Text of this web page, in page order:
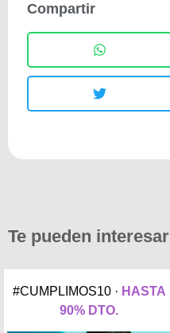
Compartir
Te pueden interesar
#CUMPLIMOS10 · HASTA
90% DTO.